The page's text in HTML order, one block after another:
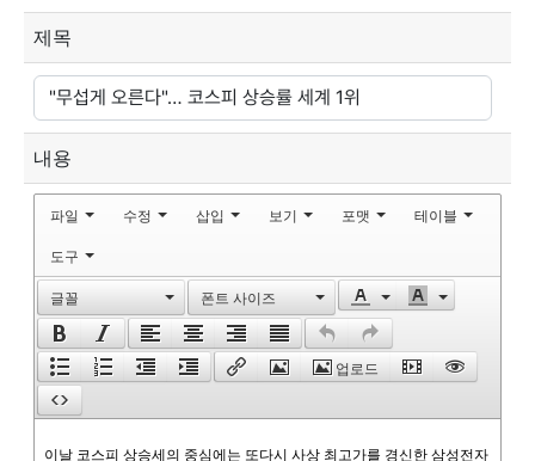
제목
내용
파일 수정 삽입 보기 포맷
테이블
도구
글꼴 폰트 사이즈
업로드